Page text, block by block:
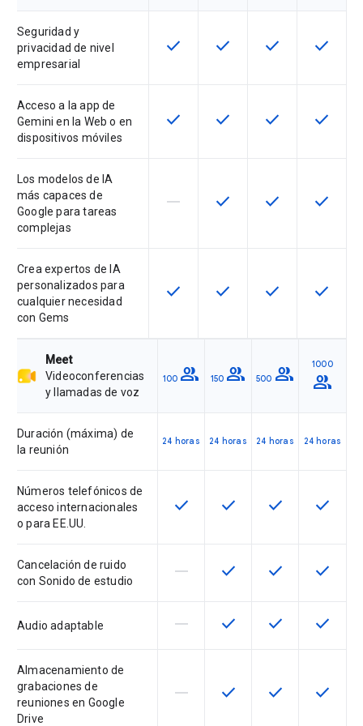
Seguridad y
privacidad de nivel
empresarial
Esta función está disponible en
check Esta función está
check Esta función
check Esta
check
Acceso a la app de
Gemini en la Web o en
dispositivos móviles
Esta función está disponible en
check Esta función está
check Esta función
check Esta
check
Los modelos de IA
más capaces de
Google para tareas
complejas
Esta función no está disponible en
horizontal_rule Esta función está
check Esta función
check Esta
check
Crea expertos de IA
personalizados para
cualquier necesidad
con Gems
Esta función está disponible en
check Esta función está
check Esta función
check Esta
check
Meet
Videoconferencias
y llamadas de voz
100 group 150 group 500 group 1000
group
Duración (máxima) de
la reunión
24 horas 24 horas 24 horas 24 horas
Números telefónicos de
acceso internacionales
o para EE.UU.
Esta función está disponible en
check Esta función está
check Esta función
check Esta
check
Cancelación de ruido
con Sonido de estudio
Esta función no está disponible
horizontal_rule Esta función está
check Esta función
check Esta
check
Audio adaptable Esta función no está disponible
horizontal_rule Esta función está
check Esta función
check Esta
check
Almacenamiento de
grabaciones de
reuniones en Google
Drive
Esta función no está disponible
horizontal_rule Esta función está
check Esta función
check Esta
check